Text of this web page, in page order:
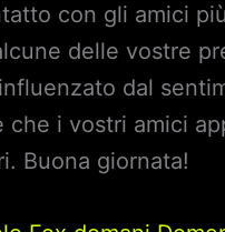
con gli amici
delle vostre
dal
che i vostri amici
Buona giornata!